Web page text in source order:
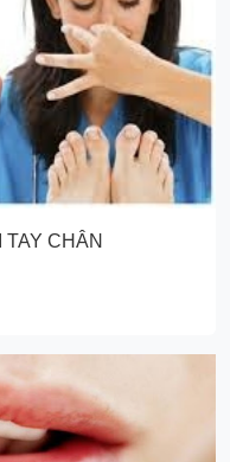
TAY CHÂN